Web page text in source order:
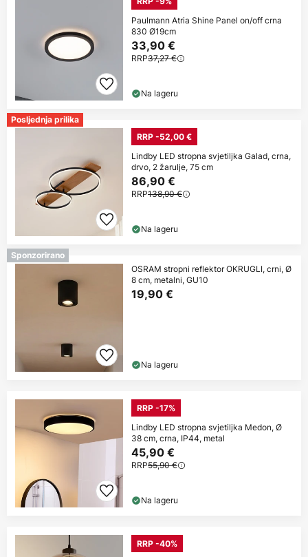
Paulmann Atria Shine Panel on/off crna
830 Ø19cm
33,90 €
RRP37,27 €
Na lageru
Posljednja prilika
RRP -52,00 €
Lindby LED stropna svjetiljka Galad, crna,
drvo, 2 žarulje, 75 cm
86,90 €
RRP138,90 €
Na lageru
Sponzorirano
OSRAM stropni reflektor OKRUGLI, crni, Ø
8 cm, metalni, GU10
19,90 €
Na lageru
RRP -17%
Lindby LED stropna svjetiljka Medon, Ø
38 cm, crna, IP44, metal
45,90 €
RRP55,90 €
Na lageru
RRP -40%